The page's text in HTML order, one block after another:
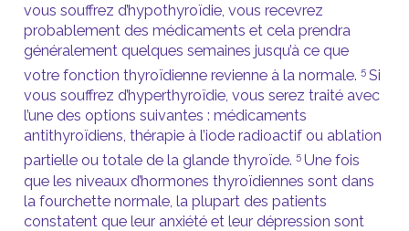
vous souffrez d’hypothyroïdie, vous recevrez
probablement des médicaments et cela prendra
généralement quelques semaines jusqu’à ce que
votre fonction thyroïdienne revienne à la normale. 5 Si
vous souffrez d’hyperthyroïdie, vous serez traité avec
l’une des options suivantes : médicaments
antithyroïdiens, thérapie à l’iode radioactif ou ablation
partielle ou totale de la glande thyroïde. 5 Une fois
que les niveaux d’hormones thyroïdiennes sont dans
la fourchette normale, la plupart des patients
constatent que leur anxiété et leur dépression sont